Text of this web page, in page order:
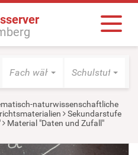
Fach wählen Schulstufe
naturwissenschaftliche
Sekundarstufe
Material "Daten und Zufall"